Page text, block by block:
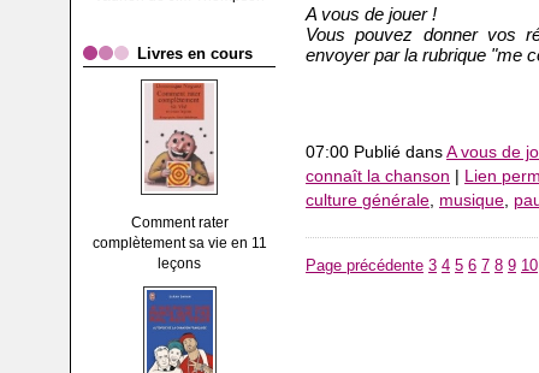
Livres en cours
Comment rater
complètement sa vie en 11
leçons
A vous de jouer !
Vous pouvez donner vos
envoyer par la rubrique "me
07:00 Publié dans A vous de
connaît la chanson
Lien
culture générale, musique,
Page précédente 3 4 5 6 7 8 9 10